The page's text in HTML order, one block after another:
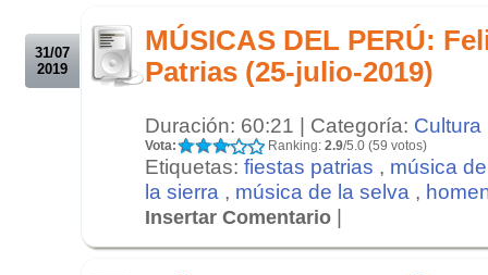
31/07
2019
MÚSICAS DEL PERÚ:
Patrias (25-julio-2019)
Duración: 60:21 | Categoría: Cultura
Vota: Ranking: 2.9/5.0 (59 votos)
Etiquetas: fiestas patrias , música
la sierra , música de la selva ,
Insertar Comentario |